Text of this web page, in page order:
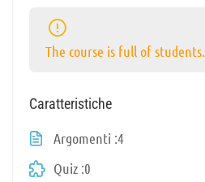
The course is full of students.
Caratteristiche
Argomenti 4
Quiz 0